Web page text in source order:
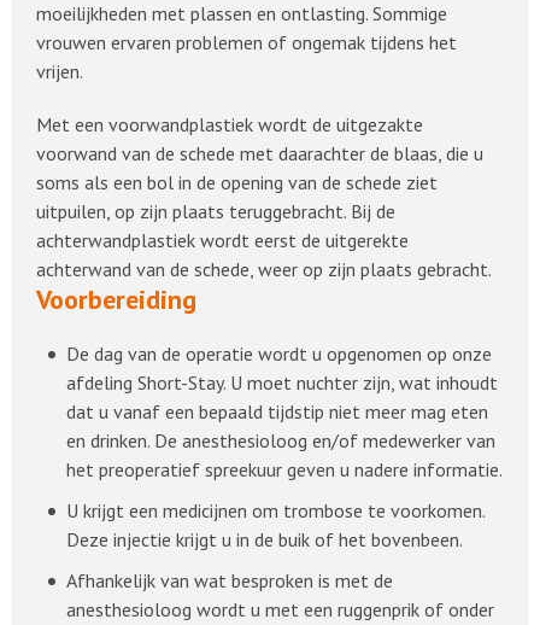
moeilijkheden met plassen en ontlasting. Sommige
vrouwen ervaren problemen of ongemak tijdens het
vrijen.
Met een voorwandplastiek wordt de uitgezakte
voorwand van de schede met daarachter de blaas, die u
soms als een bol in de opening van de schede ziet
uitpuilen, op zijn plaats teruggebracht. Bij de
achterwandplastiek wordt eerst de uitgerekte
achterwand van de schede, weer op zijn plaats gebracht.
Voorbereiding
De dag van de operatie wordt u opgenomen op onze
afdeling Short-Stay. U moet nuchter zijn, wat inhoudt
dat u vanaf een bepaald tijdstip niet meer mag eten
en drinken. De anesthesioloog en/of medewerker van
het preoperatief spreekuur geven u nadere informatie.
U krijgt een medicijnen om trombose te voorkomen.
Deze injectie krijgt u in de buik of het bovenbeen.
Afhankelijk van wat besproken is met de
anesthesioloog wordt u met een ruggenprik of onder